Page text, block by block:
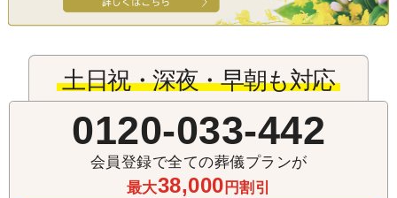
土日祝・深夜・早朝も対応
0120-033-442
会員登録で全ての葬儀プランが
最大38,000 円割引